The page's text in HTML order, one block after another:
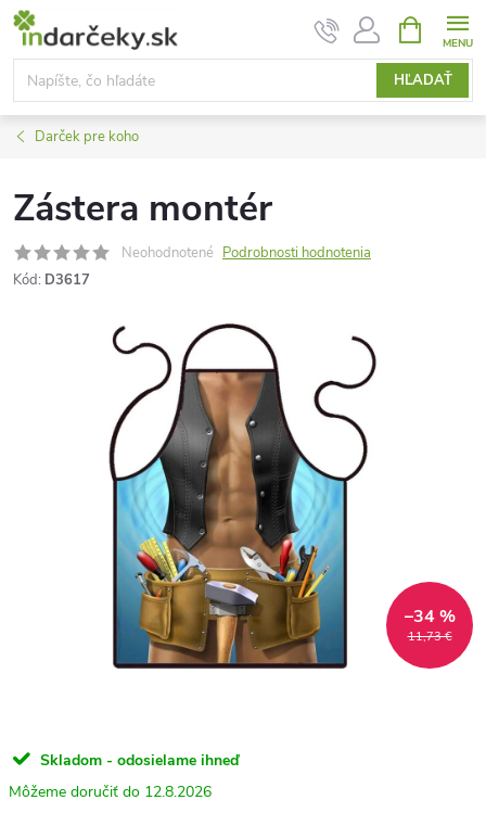
Prejsť
obsah
HĽADAŤ
KOŠÍK
Darček pre koho
Zástera montér
Neohodnotené Podrobnosti hodnotenia
Kód: D3617
11,73 €
–34 %
Skladom - odosielame ihneď
12.8.2026